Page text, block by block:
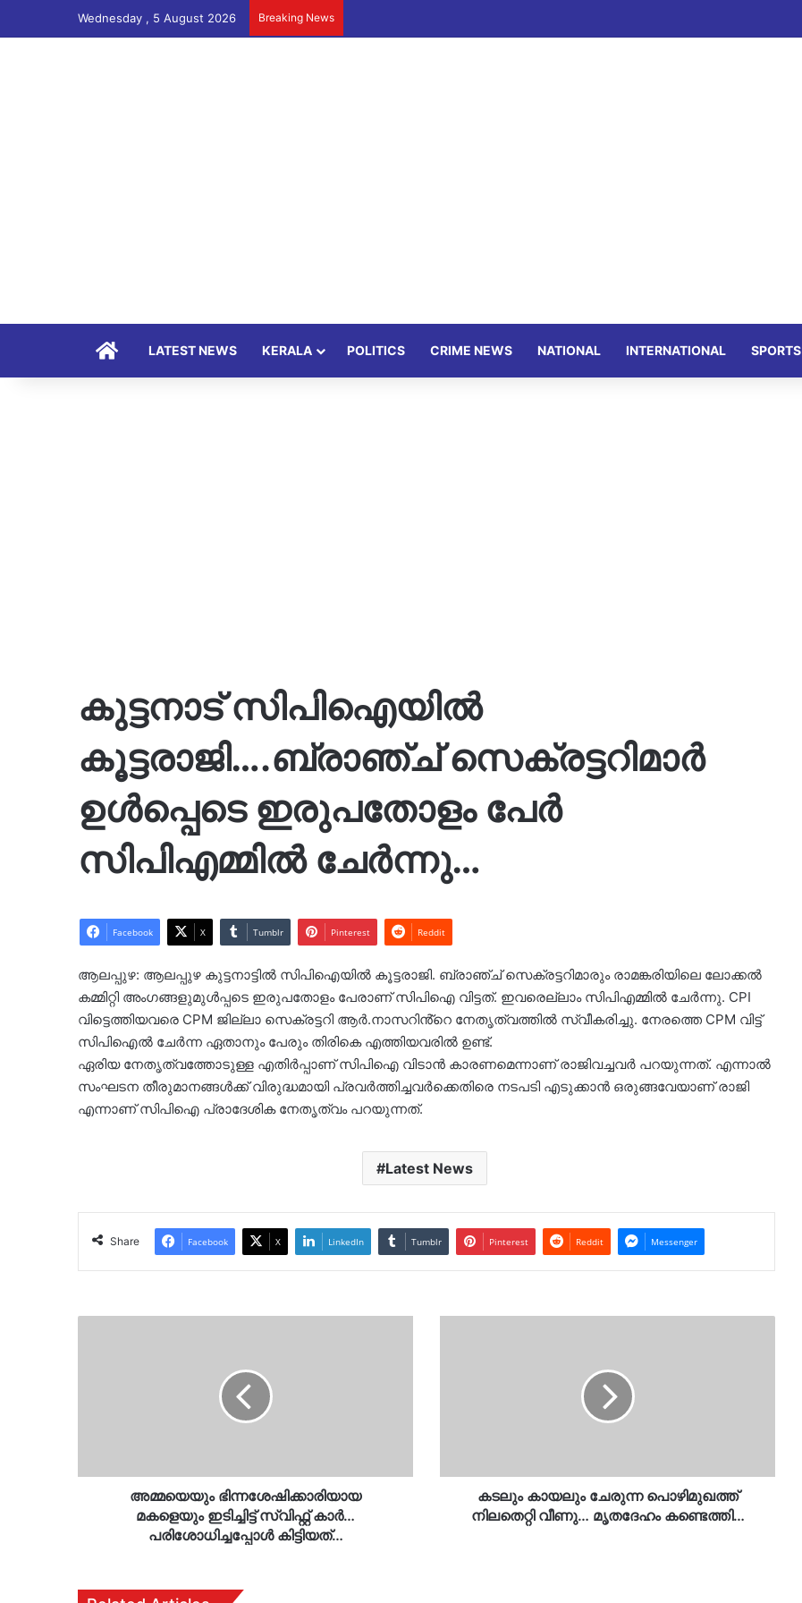
Wednesday , 5 August 2026 Breaking News
HomeLATEST NEWS KERALA POLITICS CRIME NEWS NATIONAL INTERNATIONAL SPORTS
കുട്ടനാട് സിപിഐയിൽ
കൂട്ടരാജി….ബ്രാഞ്ച് സെക്രട്ടറിമാർ
ഉൾപ്പെടെ ഇരുപതോളം പേർ
സിപിഎമ്മിൽ ചേർന്നു…
Facebook X Tumblr Pinterest Reddit
ആലപ്പുഴ: ആലപ്പുഴ കുട്ടനാട്ടിൽ സിപിഐയിൽ കൂട്ടരാജി. ബ്രാഞ്ച് സെക്രട്ടറിമാരും രാമങ്കരിയിലെ ലോക്കൽ
കമ്മിറ്റി അംഗങ്ങളുമുൾപ്പടെ ഇരുപതോളം പേരാണ് സിപിഐ വിട്ടത്. ഇവരെല്ലാം സിപിഎമ്മിൽ ചേർന്നു. CPI
വിട്ടെത്തിയവരെ CPM ജില്ലാ സെക്രട്ടറി ആർ.നാസറിൻ്റെ നേതൃത്വത്തിൽ സ്വീകരിച്ചു. നേരത്തെ CPM വിട്ട്
സിപിഐൽ ചേർന്ന ഏതാനും പേരും തിരികെ എത്തിയവരിൽ ഉണ്ട്.
ഏരിയ നേതൃത്വത്തോടുള്ള എതിർപ്പാണ് സിപിഐ വിടാൻ കാരണമെന്നാണ് രാജിവച്ചവർ പറയുന്നത്. എന്നാൽ
സംഘടന തീരുമാനങ്ങൾക്ക് വിരുദ്ധമായി പ്രവർത്തിച്ചവർക്കെതിരെ നടപടി എടുക്കാൻ ഒരുങ്ങവേയാണ് രാജി
എന്നാണ് സിപിഐ പ്രാദേശിക നേതൃത്വം പറയുന്നത്.
Latest News
Share Facebook X LinkedIn Tumblr Pinterest Reddit Messenger
അമ്മയെയും ഭിന്നശേഷിക്കാരിയായ
മകളെയും ഇടിച്ചിട്ട് സ്വിഫ്റ്റ് കാര്‍…
പരിശോധിച്ചപ്പോള്‍ കിട്ടിയത്…
കടലും കായലും ചേരുന്ന പൊഴിമുഖത്ത്
നിലതെറ്റി വീണു… മൃതദേഹം കണ്ടെത്തി…